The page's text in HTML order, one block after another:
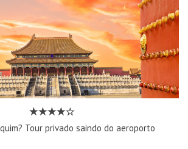
Tour privado saindo do aeroporto